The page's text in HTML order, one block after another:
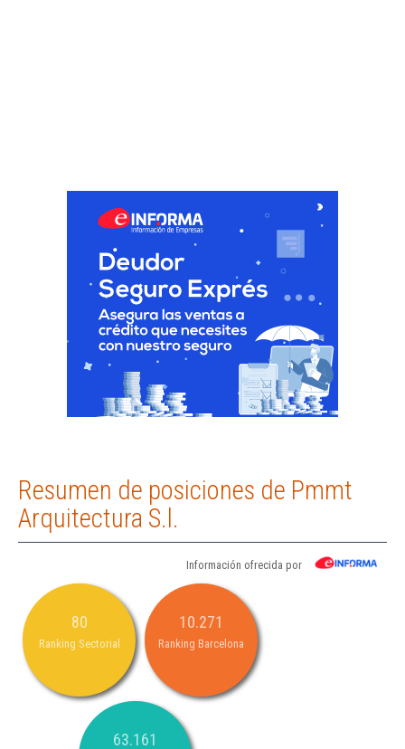
Resumen de posiciones de Pmmt
Arquitectura S.l.
Información ofrecida por
80
Ranking Sectorial
10.271
Ranking Barcelona
63.161